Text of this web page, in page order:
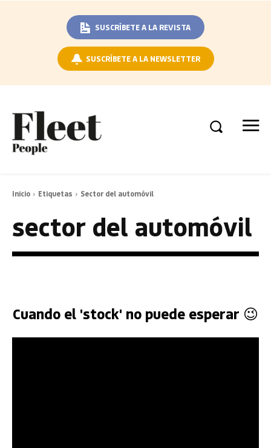
SUSCRÍBETE A LA REVISTA
SUSCRÍBETE A LA NEWSLETTER
Inicio Etiquetas Sector del automóvil
sector del automóvil
Cuando el 'stock' no puede esperar 😉